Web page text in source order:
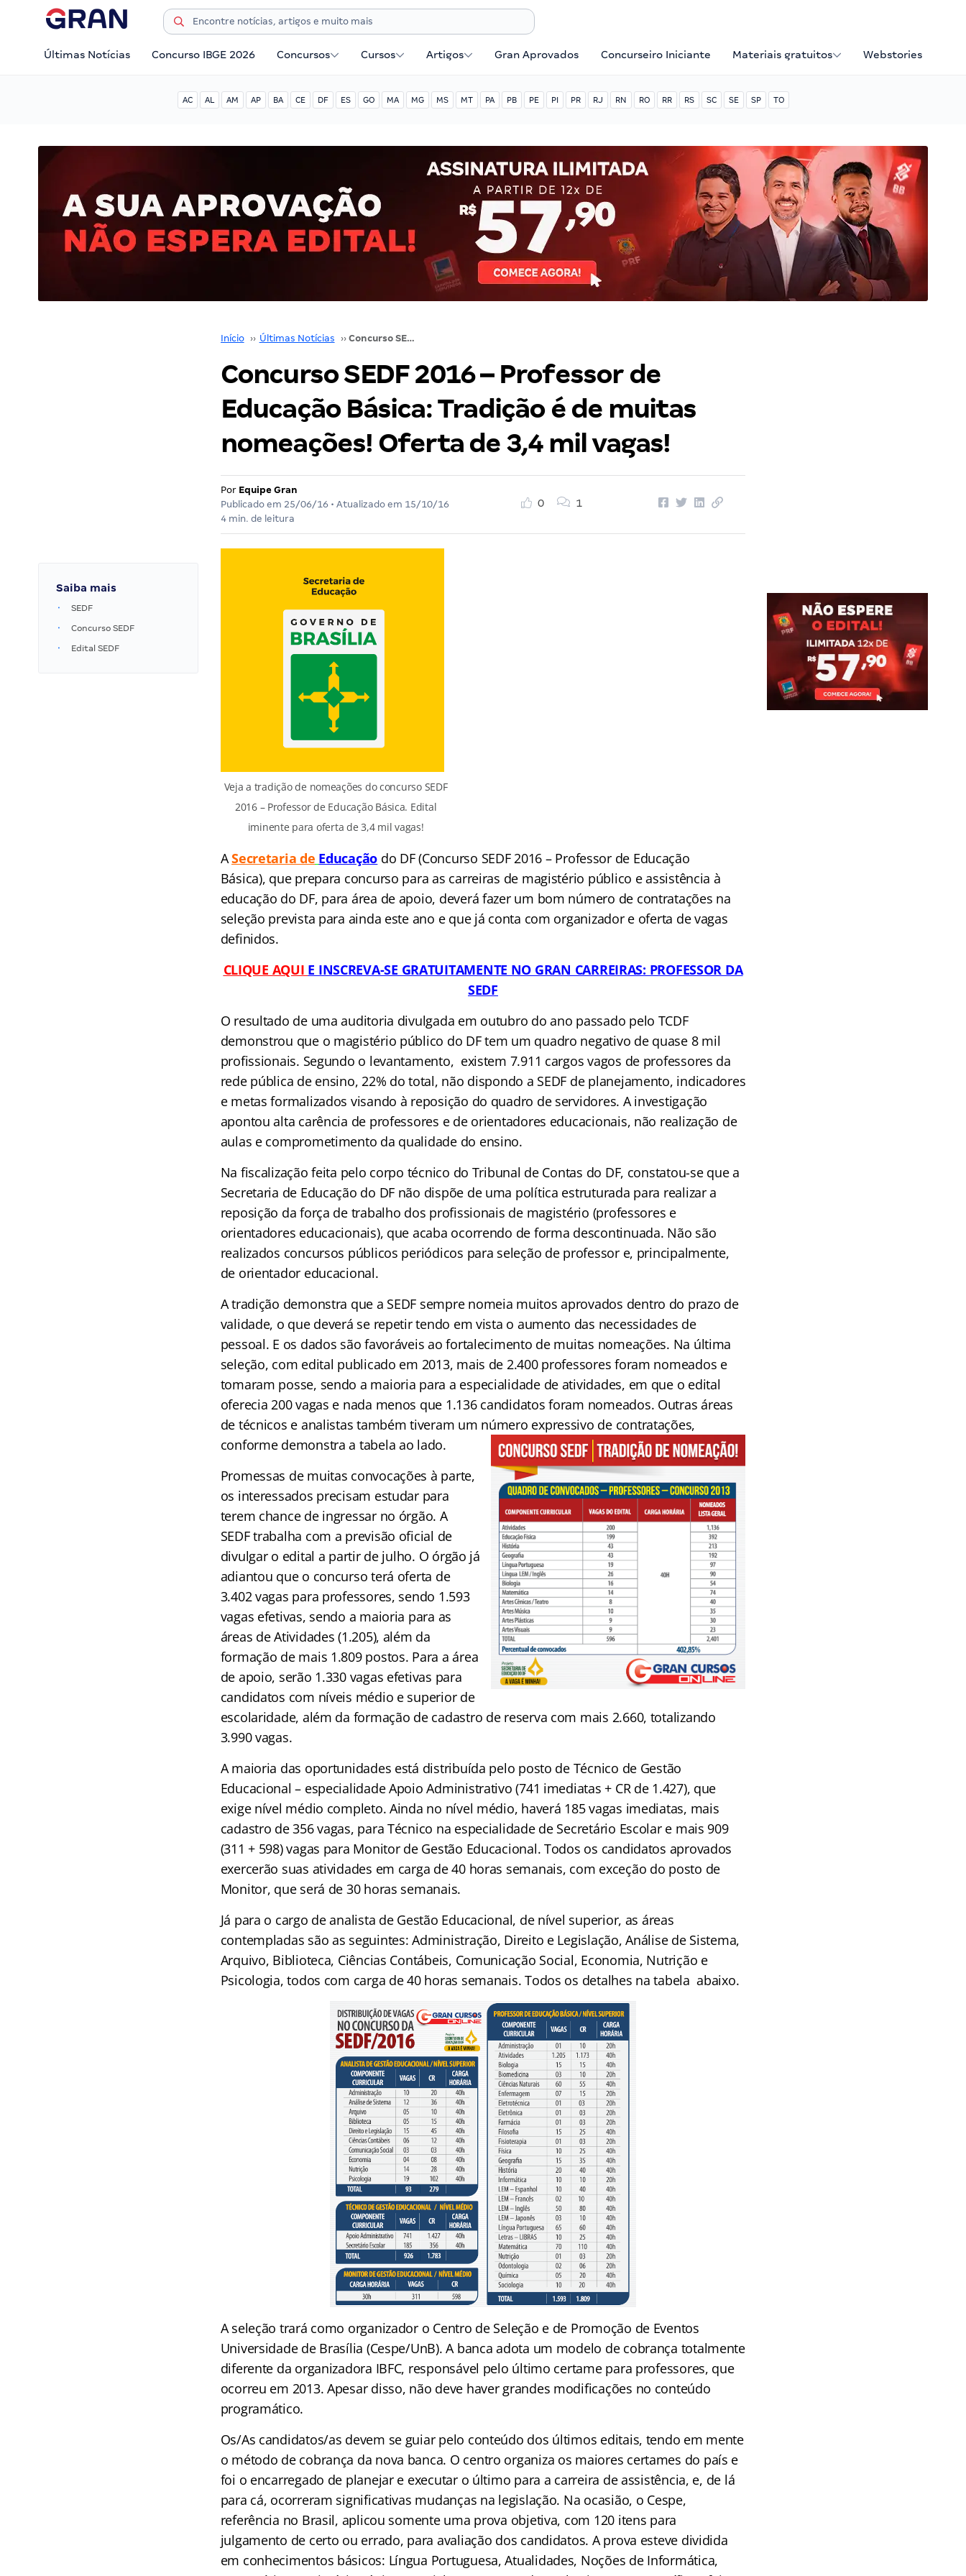
Últimas Notícias Concurso IBGE 2026 Concursos Cursos Artigos Gran Aprovados Concurseiro Iniciante Materiais gratuitos Webstories
AC AL AM AP BA CE DF ES GO MA MG MS MT PA PB PE PI PR RJ RN RO RR RS SC SE SP TO
Início ›› Últimas Notícias ›› Concurso SEDF 2016 – Professor de Educação Básica: Tradição é de muitas nomeações! Oferta de 3,4 mil vagas!
Concurso SEDF 2016 – Professor de
Educação Básica: Tradição é de muitas
nomeações! Oferta de 3,4 mil vagas!
Por Equipe Gran
Publicado em 25/06/16 • Atualizado em 15/10/16
4 min. de leitura
0 1
Saiba mais
SEDF
Concurso SEDF
Edital SEDF
Veja a tradição de nomeações do concurso SEDF
2016 – Professor de Educação Básica. Edital
iminente para oferta de 3,4 mil vagas!
ASecretaria de Educação do DF (Concurso SEDF 2016 – Professor de Educação
Básica), que prepara concurso para as carreiras de magistério público eassistência à
educação do DF, para área de apoio, deverá fazer um bom número de contratações na
seleção prevista para ainda este ano e que já conta com organizador e oferta de vagas
definidos.
CLIQUE AQUI E INSCREVA-SE GRATUITAMENTE NO GRAN CARREIRAS: PROFESSOR DA
SEDF
O resultado de uma auditoria divulgada em outubro do ano passado pelo TCDF
demonstrou que o magistério público do DF tem um quadro negativo de quase 8 mil
profissionais. Segundo o levantamento, existem 7.911 cargos vagos de professores da
rede pública de ensino, 22% do total, não dispondo a SEDF de planejamento, indicadores
e metas formalizados visando à reposição do quadro de servidores. A investigação
apontou alta carência de professores e de orientadores educacionais, não realização de
aulas e comprometimento da qualidade do ensino.
Na fiscalização feita pelo corpo técnico do Tribunal de Contas do DF, constatou-se que a
Secretaria de Educação do DF não dispõe de uma política estruturada para realizar a
reposição da força de trabalho dos profissionais de magistério (professores e
orientadores educacionais), que acaba ocorrendo de forma descontinuada. Não são
realizados concursos públicos periódicos para seleção de professor e, principalmente,
de orientador educacional.
A tradição demonstra que a SEDF sempre nomeia muitos aprovados dentro do prazo de
validade, o que deverá se repetir tendo em vista o aumento das necessidades de
pessoal. E os dados são favoráveis ao fortalecimento de muitas nomeações. Na última
seleção, com edital publicado em 2013, mais de 2.400 professores foram nomeados e
tomaram posse, sendo a maioria para a especialidade de atividades, em que o edital
oferecia 200 vagas e nada menos que 1.136 candidatos foram nomeados. Outras áreas
de técnicos e analistas também tiveram um número expressivo de contratações,
conforme demonstra a tabela ao lado.
Promessas de muitas convocações à parte,
os interessados precisam estudar para
terem chance de ingressar no órgão. A
SEDF trabalha com a previsão oficial de
divulgar o edital a partir de julho. O órgão já
adiantou que o concurso terá oferta de
3.402 vagas para professores, sendo 1.593
vagas efetivas, sendo a maioria para as
áreas de Atividades (1.205), além da
formação de mais 1.809 postos. Para a área
de apoio, serão 1.330 vagas efetivas para
candidatos com níveis médio e superior de
escolaridade, além da formação de cadastro de reserva com mais 2.660, totalizando
3.990 vagas.
A maioria das oportunidades está distribuída pelo posto de Técnico de Gestão
Educacional – especialidade Apoio Administrativo (741 imediatas + CR de 1.427), que
exige nível médio completo. Ainda no nível médio, haverá 185 vagas imediatas, mais
cadastro de 356 vagas, para Técnico na especialidade de Secretário Escolar e mais 909
(311 + 598) vagas para Monitor de Gestão Educacional. Todos os candidatos aprovados
exercerão suas atividades em carga de 40 horas semanais, com exceção do posto de
Monitor, que será de 30 horas semanais.
Já para o cargo de analista de Gestão Educacional, de nível superior, as áreas
contempladas são as seguintes: Administração, Direito e Legislação, Análise de Sistema,
Arquivo, Biblioteca, Ciências Contábeis, Comunicação Social, Economia, Nutrição e
Psicologia, todos com carga de 40 horas semanais. Todos os detalhes na tabela abaixo.
A seleção trará como organizador o Centro de Seleção e de Promoção de Eventos
Universidade de Brasília (Cespe/UnB). A banca adota um modelo de cobrança totalmente
diferente da organizadora IBFC, responsável pelo último certame para professores, que
ocorreu em 2013. Apesar disso, não deve haver grandes modificações no conteúdo
programático.
Os/As candidatos/as devem se guiar pelo conteúdo dos últimos editais, tendo em mente
o método de cobrança da nova banca. O centro organiza os maiores certames do país e
foi o encarregado de planejar e executar o último para a carreira de assistência, e, de lá
para cá, ocorreram significativas mudanças na legislação. Na ocasião, o Cespe,
referência no Brasil, aplicou somente uma prova objetiva, com 120 itens para
julgamento de certo ou errado, para avaliação dos candidatos. A prova esteve dividida
em conhecimentos básicos: Língua Portuguesa, Atualidades, Noções de Informática,